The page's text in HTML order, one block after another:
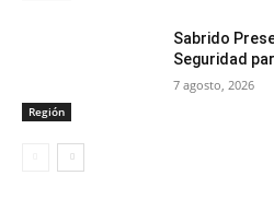
Región
Sabrido
Seguridad
7 agosto, 2026